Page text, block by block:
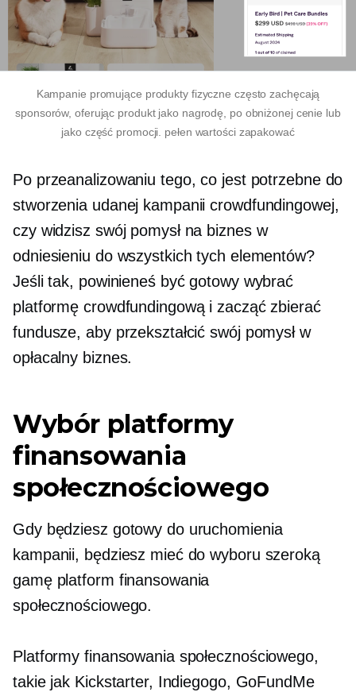
Kampanie promujące produkty fizyczne często zachęcają
sponsorów, oferując produkt jako nagrodę, po obniżonej cenie lub
jako część promocji. pełen wartościzapakować
Po przeanalizowaniu tego, co jest potrzebne do
stworzenia udanej kampanii crowdfundingowej,
czy widzisz swój pomysł na biznes w
odniesieniu do wszystkich tych elementów?
Jeśli tak, powinieneś być gotowy wybrać
platformę crowdfundingową i zacząć zbierać
fundusze, aby przekształcić swój pomysł w
opłacalny biznes.
Wybór platformy
finansowania
społecznościowego
Gdy będziesz gotowy do uruchomienia
kampanii, będziesz mieć do wyboru szeroką
gamę platform finansowania
społecznościowego.
Platformy finansowania społecznościowego,
takie jak Kickstarter, Indiegogo, GoFundMe